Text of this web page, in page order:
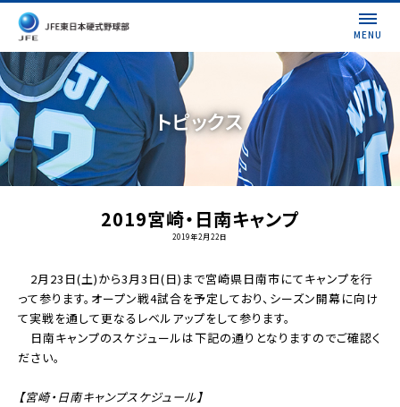
MENU
トピックス
2019宮崎・日南キャンプ
2019年2月22日
2月23日(土)から3月3日(日)まで宮崎県日南市にてキャンプを行
って参ります。オープン戦4試合を予定しており、シーズン開幕に向け
て実戦を通して更なるレベルアップをして参ります。
日南キャンプのスケジュールは下記の通りとなりますのでご確認く
ださい。
【宮崎・日南キャンプスケジュール】